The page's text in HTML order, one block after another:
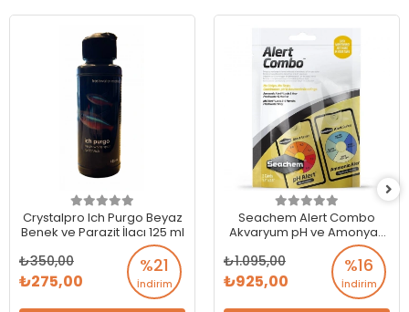
Crystalpro Ich Purgo Beyaz
Benek ve Parazit İlacı 125 ml
%21
İndirim
350,00
275,00
Seachem Alert Combo
Akvaryum pH ve Amonyak
%16
İndirim
1.095,00
925,00